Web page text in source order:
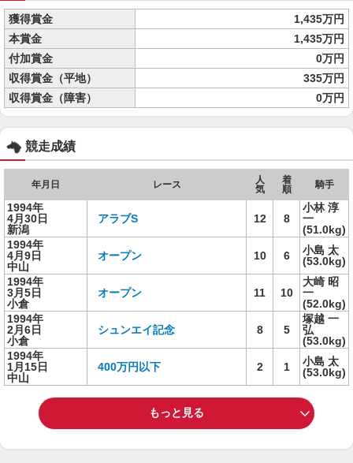
獲得賞金
1,435万円
本賞金
1,435万円
付加賞金
0万円
収得賞金（平地）
335万円
収得賞金（障害）
0万円
競走成績
年月日 レース
人
気
着
順
騎手
1994年
4月30日
新潟
アラブS 12 8
小林 淳
一
(51.0kg)
1994年
4月9日
中山
オープン 10 6
小島 太
(53.0kg)
1994年
3月5日
小倉
オープン 11 10
大崎 昭
一
(52.0kg)
1994年
2月6日
小倉
シュンエイ記念 8 5
塚越 一
弘
(53.0kg)
1994年
1月15日
中山
400万円以下 2 1
小島 太
(53.0kg)
もっと見る